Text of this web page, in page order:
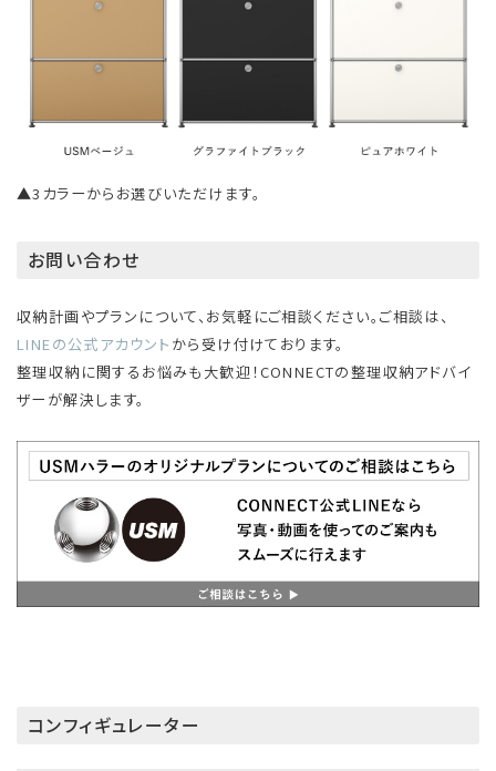
▲3カラーからお選びいただけます。
お問い合わせ
収納計画やプランについて、お気軽にご相談ください。ご相談は、
LINEの公式アカウント から受け付けております。
整理収納に関するお悩みも大歓迎！CONNECTの整理収納アドバイ
ザーが解決します。
コンフィギュレーター